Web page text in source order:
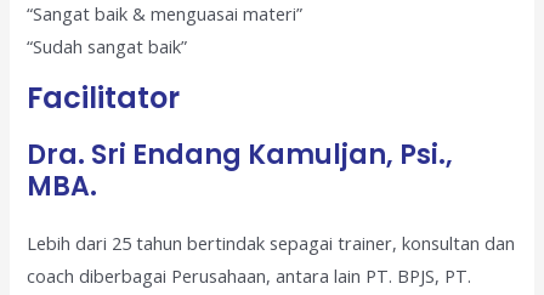
“Sangat baik & menguasai materi”
“Sudah sangat baik”
Facilitator
Dra. Sri Endang Kamuljan, Psi.,
MBA.
Lebih dari 25 tahun bertindak sepagai trainer, konsultan dan
coach diberbagai Perusahaan, antara lain PT. BPJS, PT.